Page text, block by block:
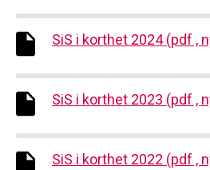
SiS i korthet 2024 (pdf ,
SiS i korthet 2023 (pdf ,
SiS i korthet 2022 (pdf ,